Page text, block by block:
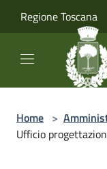
Regione Toscana
Home >
Ufficio